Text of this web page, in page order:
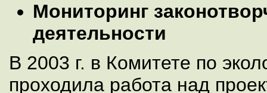
Мониторинг
деятельности
В 2003 г. в Комитете по
проходила работа над